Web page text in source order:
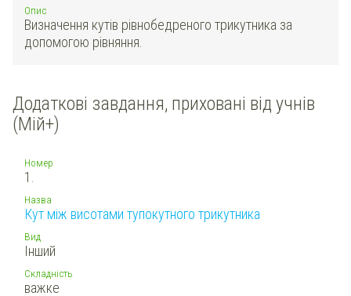
Опис
Визначення кутів рівнобедреного трикутника за
допомогою рівняння.
Додаткові завдання, приховані від учнів
(Мій+)
Номер
1.
Назва
Кут між висотами тупокутного трикутника
Вид
Інший
Складність
важке